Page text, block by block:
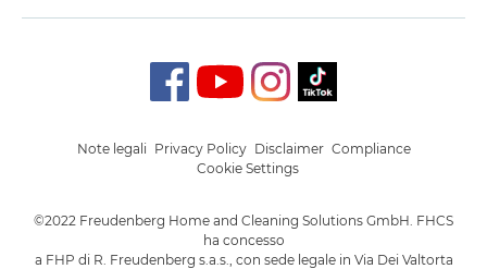
©2022 Freudenberg Home and Cleaning Solutions GmbH. FHCS
ha concesso
a FHP di R. Freudenberg s.a.s., con sede legale in Via Dei Valtorta
Note legali Privacy Policy Disclaimer Compliance
Cookie Settings